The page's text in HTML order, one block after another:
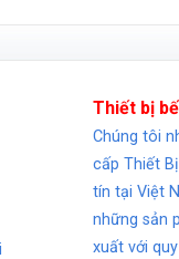
Thiết bị
Chúng tôi
cấp Thiết
tín tại Việt
những sản
xuất với